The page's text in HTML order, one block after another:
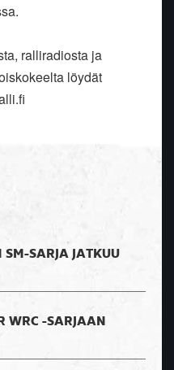
ralliradiosta ja
löydät
SARJA JATKUU
WRC -SARJAAN